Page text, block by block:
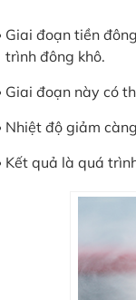
Giai đoạn tiền
trình đông khô.
Giai đoạn này có
Nhiệt độ giảm
Kết quả là quá